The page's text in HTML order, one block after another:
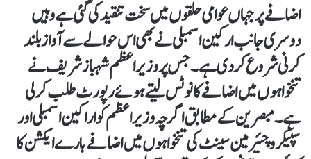
اضافے پر جہاں عوامی حلقوں میں سخت تنقید کی گئی ہے وہیں
دوسری جانب ارکین اسمبلی نے بھی اس حوالے سے آواز بلند
کرنی شروع کر دی ہے۔ جس پر وزیر اعظم شہباز شریف نے
تنخواہوں میں اضافے کا نوٹس لیتے ہوئے رپورٹ طلب کر لی
ہے۔ مبصرین کے مطابق اگرچہ وزیر اعظم کو اراکین اسمبلی اور
سپیکر وچئیرمین سینٹ کی تنخواہوں میں اضافے بارے ایکشن کا